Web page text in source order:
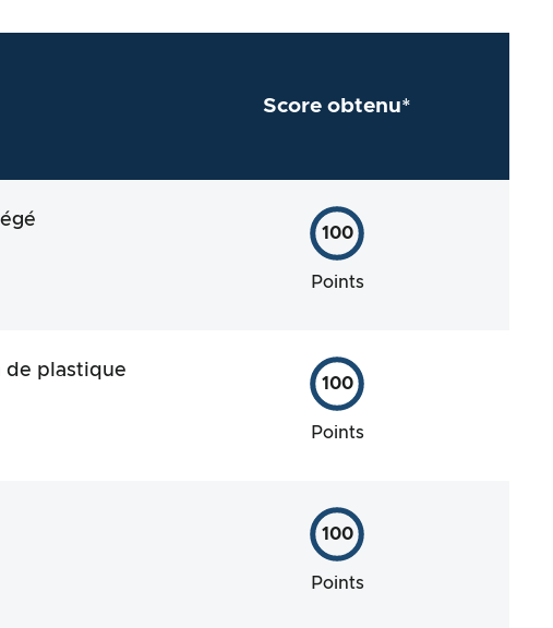
Score obtenu*
100
Points
de plastique
100
Points
100
Points